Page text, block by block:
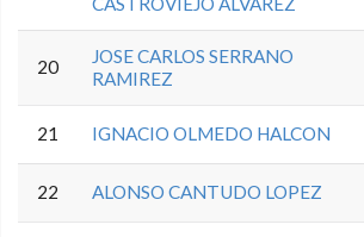
20
JOSE CARLOS SERRANO
RAMIREZ
21 IGNACIO OLMEDO HALCON
22 ALONSO CANTUDO LOPEZ